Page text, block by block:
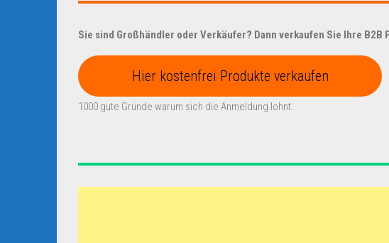
Sie sind Großhändler oder Verkäufer? Dann verkaufen Sie Ihre
Hier kostenfrei Produkte verkaufen
1000 gute Gründe warum sich die Anmeldung lohnt.